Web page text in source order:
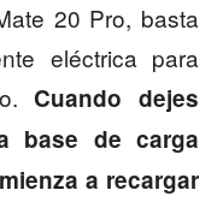
20 Pro, basta
eléctrica para
Cuando dejes
base de carga
a recargar